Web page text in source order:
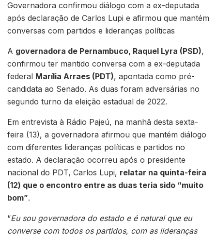
Governadora confirmou diálogo com a ex-deputada
após declaração de Carlos Lupi e afirmou que mantém
conversas com partidos e lideranças políticas
A governadora de Pernambuco, Raquel Lyra (PSD),
confirmou ter mantido conversa com a ex-deputada
federal Marília Arraes (PDT), apontada como pré-
candidata ao Senado. As duas foram adversárias no
segundo turno da eleição estadual de 2022.
Em entrevista à Rádio Pajeú, na manhã desta sexta-
feira (13), a governadora afirmou que mantém diálogo
com diferentes lideranças políticas e partidos no
estado. A declaração ocorreu após o presidente
nacional do PDT, Carlos Lupi, relatar na quinta-feira
(12) que o encontro entre as duas teria sido “muito
bom”.
“Eu sou governadora do estado e é natural que eu
converse com todos os partidos, com as lideranças